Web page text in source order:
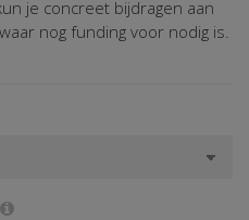
je concreet bijdragen aan
nog funding voor nodig is.